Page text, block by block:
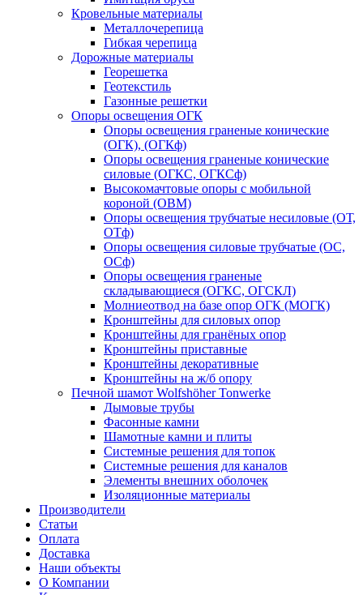
Кровельные материалы
Металлочерепица
Гибкая черепица
Дорожные материалы
Георешетка
Геотекстиль
Газонные решетки
Опоры освещения ОГК
Опоры освещения граненые конические
(ОГК), (ОГКф)
Опоры освещения граненые конические
силовые (ОГКС, ОГКСф)
Высокомачтовые опоры с мобильной
короной (ОВМ)
Опоры освещения трубчатые несиловые (ОТ,
ОТф)
Опоры освещения силовые трубчатые (ОС,
ОСф)
Опоры освещения граненые
складывающиеся (ОГКС, ОГСКЛ)
Молниеотвод на базе опор ОГК (МОГК)
Кронштейны для силовых опор
Кронштейны для гранёных опор
Кронштейны приставные
Кронштейны декоративные
Кронштейны на ж/б опору
Печной шамот Wolfshöher Tonwerke
Дымовые трубы
Фасонные камни
Шамотные камни и плиты
Системные решения для топок
Системные решения для каналов
Элементы внешних оболочек
Изоляционные материалы
Производители
Статьи
Оплата
Доставка
Наши объекты
О Компании